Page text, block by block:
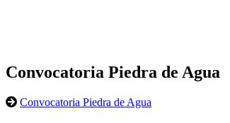
Convocatoria Piedra de Agua
Convocatoria Piedra de Agua